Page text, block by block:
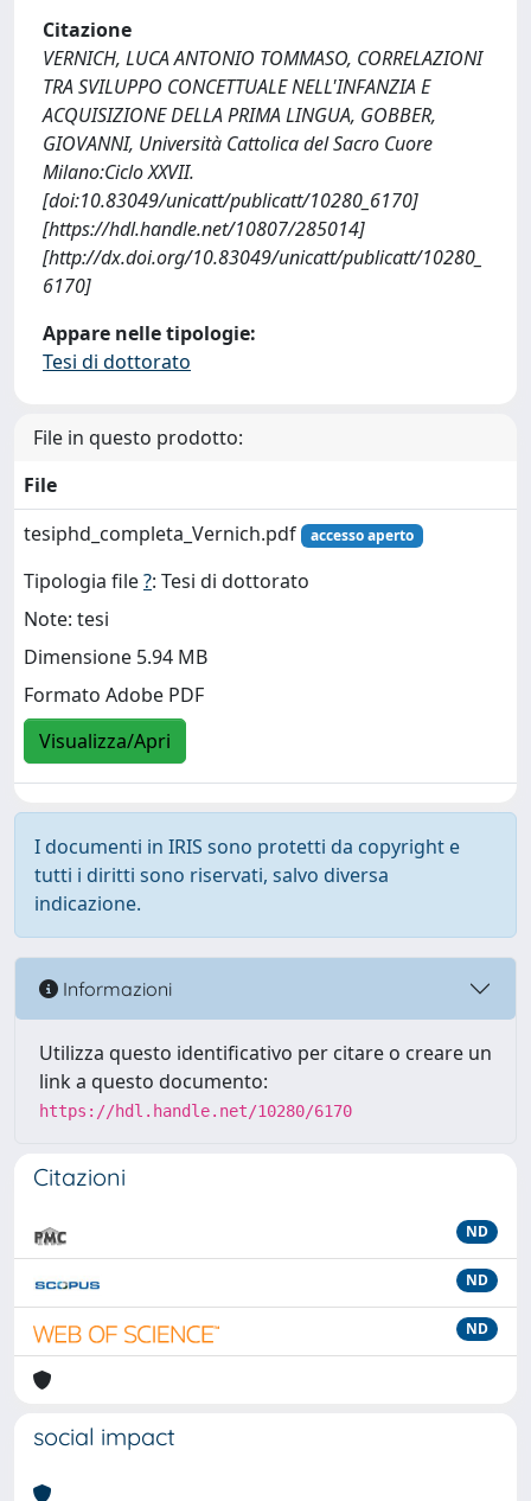
Citazione
VERNICH, LUCA ANTONIO TOMMASO, CORRELAZIONI
TRA SVILUPPO CONCETTUALE NELL'INFANZIA E
ACQUISIZIONE DELLA PRIMA LINGUA, GOBBER,
GIOVANNI, Università Cattolica del Sacro Cuore
Milano:Ciclo XXVII.
[doi:10.83049/unicatt/publicatt/10280_6170]
[https://hdl.handle.net/10807/285014]
[http://dx.doi.org/10.83049/unicatt/publicatt/10280_
6170]
Appare nelle tipologie:
Tesi di dottorato
File in questo prodotto:
File
tesiphd_completa_Vernich.pdf
accesso aperto
Tipologia file?: Tesi di dottorato
Note: tesi
Dimensione 5.94 MB
Formato Adobe PDF
Visualizza/Apri
I documenti in IRIS sono protetti da copyright e
tutti i diritti sono riservati, salvo diversa
indicazione.
Informazioni
Utilizza questo identificativo per citare o creare un
link a questo documento:
https://hdl.handle.net/10280/6170
Citazioni
ND
ND
ND
social impact